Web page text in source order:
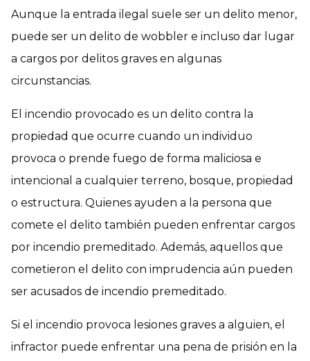
Aunque la entrada ilegal suele ser un delito menor,
puede ser un delito de wobbler e incluso dar lugar
a cargos por delitos graves en algunas
circunstancias.
El incendio provocado es un delito contra la
propiedad que ocurre cuando un individuo
provoca o prende fuego de forma maliciosa e
intencional a cualquier terreno, bosque, propiedad
o estructura. Quienes ayuden a la persona que
comete el delito también pueden enfrentar cargos
por incendio premeditado. Además, aquellos que
cometieron el delito con imprudencia aún pueden
ser acusados de incendio premeditado.
Si el incendio provoca lesiones graves a alguien, el
infractor puede enfrentar una pena de prisión en la